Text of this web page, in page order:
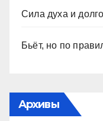
Сила духа и
Бьёт, но по
Архивы